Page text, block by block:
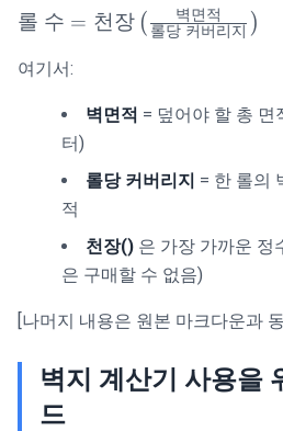
\text{롤 수} =
장}\left(\frac{\text{벽
버리지}}\right)
롤 수 = 천장 ( 롤당 커버리지
벽면적 )
여기서:
벽면적 = 덮어야 할 총 면
터)
롤당 커버리지 = 한 롤의
적
천장() 은 가장 가까운 정
은 구매할 수 없음)
[나머지 내용은 원본 마크다운과
벽지 계산기 사용을
드